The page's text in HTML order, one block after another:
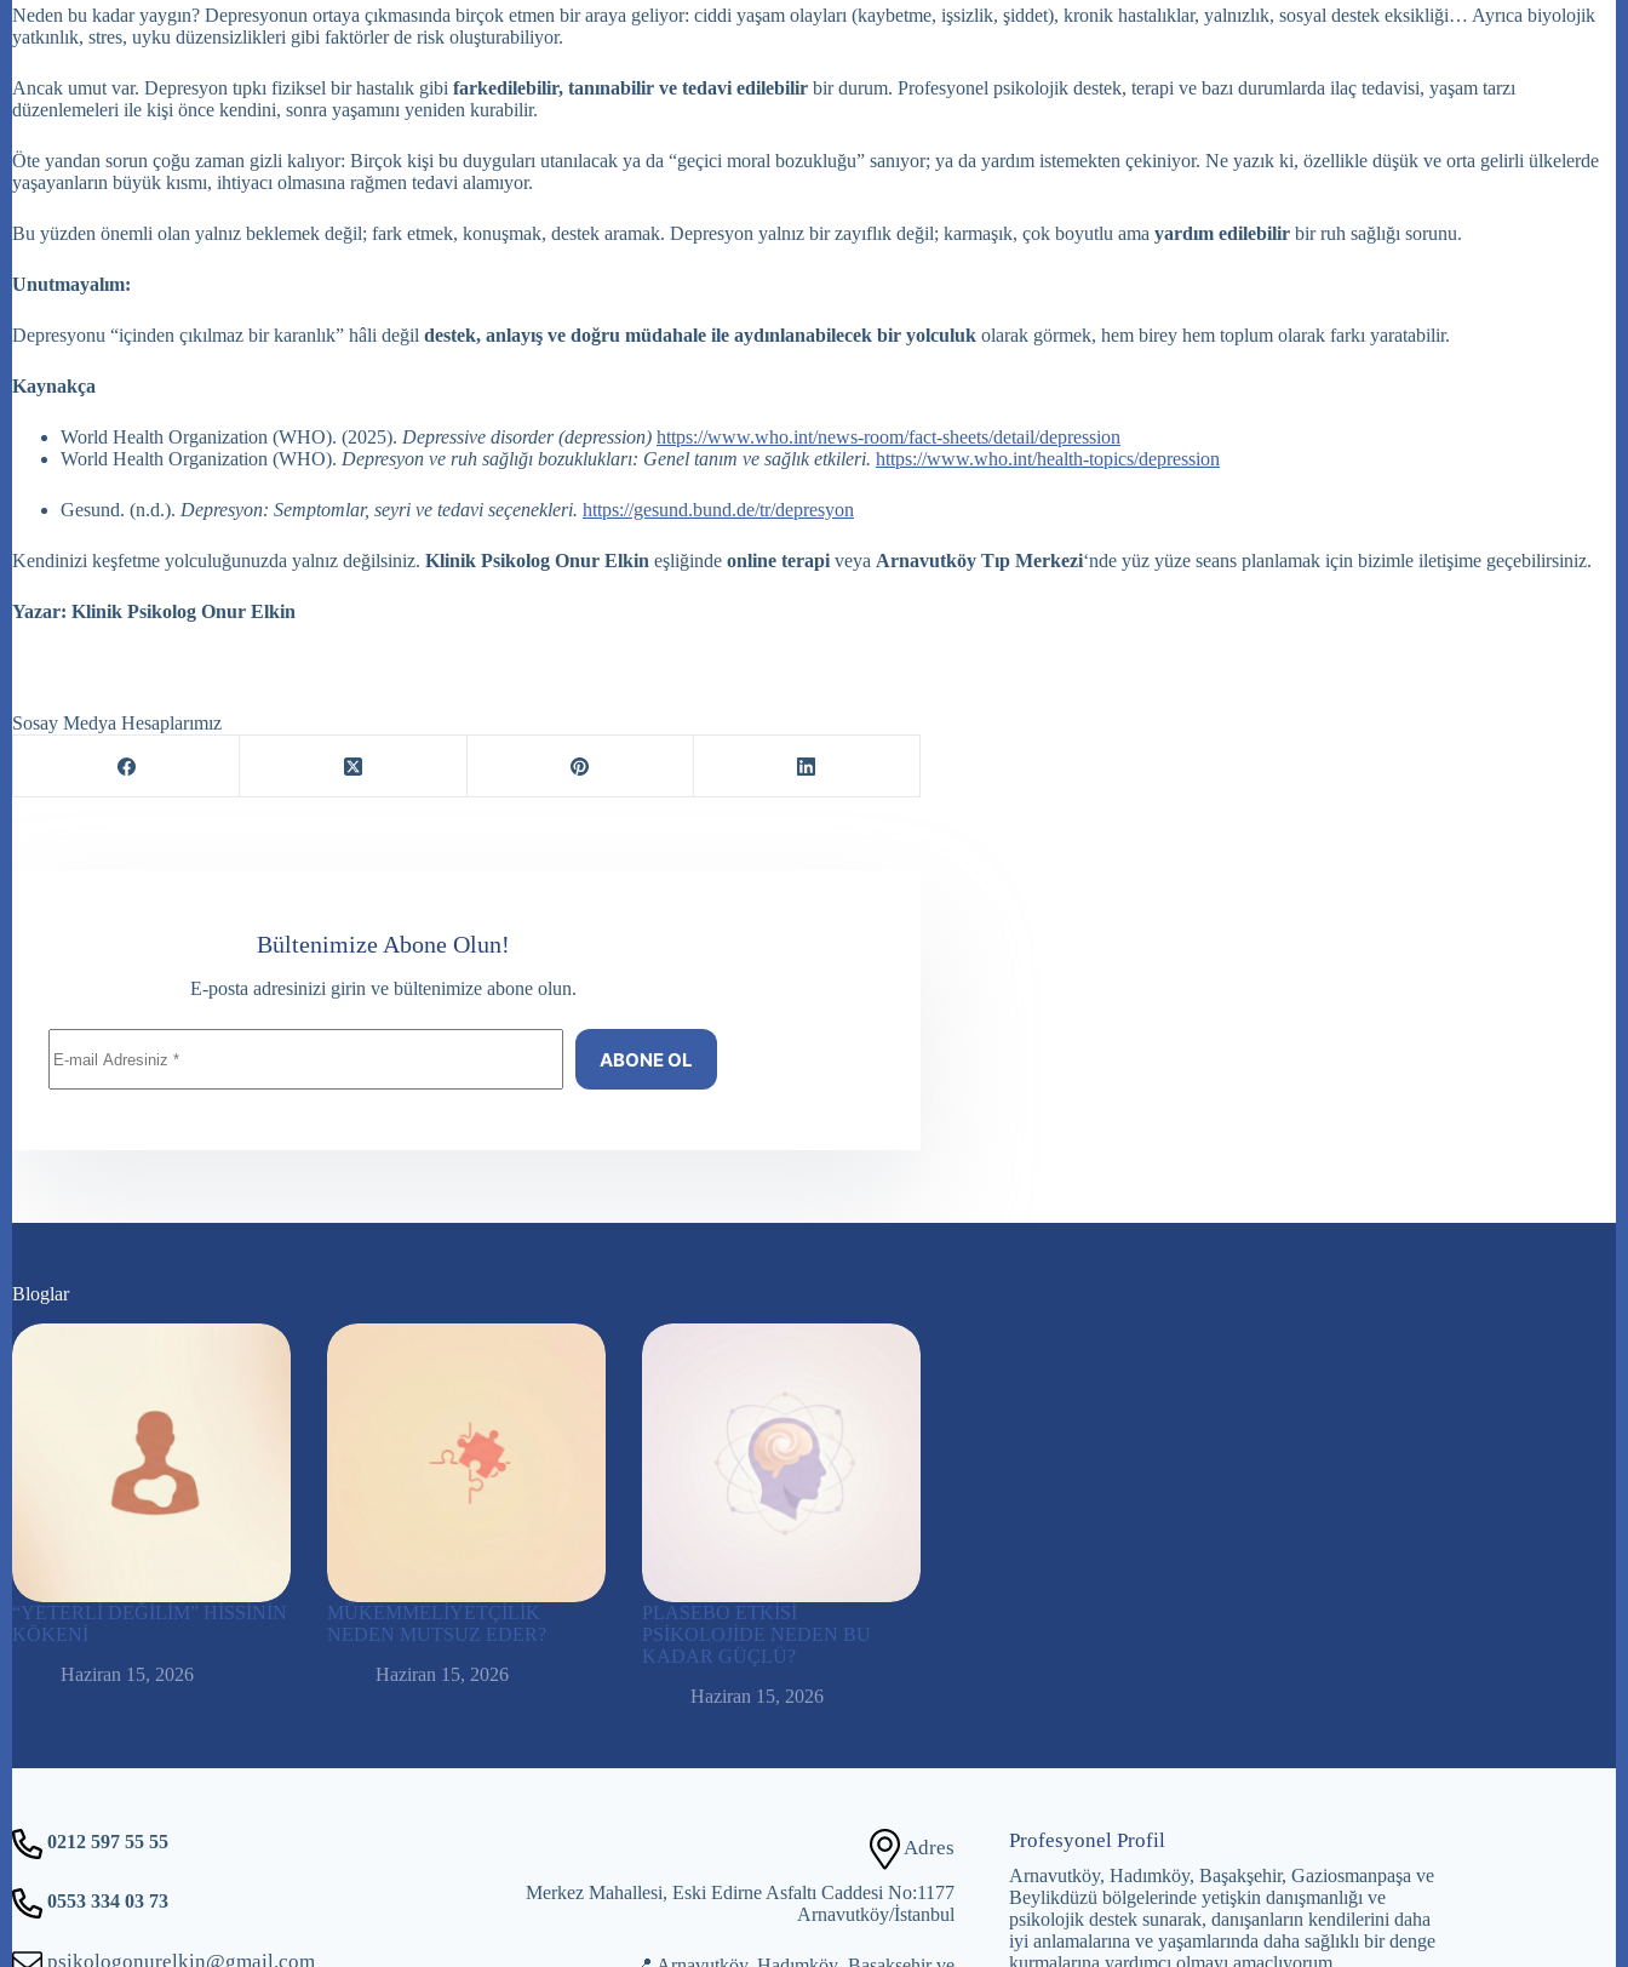
Neden bu kadar yaygın? Depresyonun ortaya çıkmasında birçok etmen bir araya geliyor: ciddi yaşam olayları (kaybetme, işsizlik, şiddet), kronik hastalıklar, yalnızlık, sosyal destek eksikliği… Ayrıca biyolojik
yatkınlık, stres, uyku düzensizlikleri gibi faktörler de risk oluşturabiliyor.
Ancak umut var. Depresyon tıpkı fiziksel bir hastalık gibi farkedilebilir, tanınabilir ve tedavi edilebilir bir durum. Profesyonel psikolojik destek, terapi ve bazı durumlarda ilaç tedavisi, yaşam tarzı
düzenlemeleri ile kişi önce kendini, sonra yaşamını yeniden kurabilir.
Öte yandan sorun çoğu zaman gizli kalıyor: Birçok kişi bu duyguları utanılacak ya da “geçici moral bozukluğu” sanıyor; ya da yardım istemekten çekiniyor. Ne yazık ki, özellikle düşük ve orta gelirli ülkelerde
yaşayanların büyük kısmı, ihtiyacı olmasına rağmen tedavi alamıyor.
Bu yüzden önemli olan yalnız beklemek değil; fark etmek, konuşmak, destek aramak. Depresyon yalnız bir zayıflık değil; karmaşık, çok boyutlu ama yardım edilebilir bir ruh sağlığı sorunu.
Unutmayalım:
Depresyonu “içinden çıkılmaz bir karanlık” hâli değil destek, anlayış ve doğru müdahale ile aydınlanabilecek bir yolculuk olarak görmek, hem birey hem toplum olarak farkı yaratabilir.
Kaynakça
World Health Organization (WHO). (2025). Depressive disorder (depression) https://www.who.int/news-room/fact-sheets/detail/depression
World Health Organization (WHO). Depresyon ve ruh sağlığı bozuklukları: Genel tanım ve sağlık etkileri. https://www.who.int/health-topics/depression
Gesund. (n.d.). Depresyon: Semptomlar, seyri ve tedavi seçenekleri. https://gesund.bund.de/tr/depresyon
Kendinizi keşfetme yolculuğunuzda yalnız değilsiniz. Klinik Psikolog Onur Elkin eşliğinde online terapi veya Arnavutköy Tıp Merkezi‘nde yüz yüze seans planlamak için bizimle iletişime geçebilirsiniz.
Yazar: Klinik Psikolog Onur Elkin
Sosay Medya Hesaplarımız
Bültenimize Abone Olun!
E-posta adresinizi girin ve bültenimize abone olun.
ABONE OL
Bloglar
“YETERLİ DEĞİLİM” HİSSİNİN
KÖKENİ
Haziran 15, 2026
MÜKEMMELİYETÇİLİK
NEDEN MUTSUZ EDER?
Haziran 15, 2026
PLASEBO ETKİSİ
PSİKOLOJİDE NEDEN BU
KADAR GÜÇLÜ?
Haziran 15, 2026
0212 597 55 55
0553 334 03 73
psikologonurelkin@gmail.com
Adres
Merkez Mahallesi, Eski Edirne Asfaltı Caddesi No:1177
Arnavutköy/İstanbul
Profesyonel Profil
Arnavutköy, Hadımköy, Başakşehir, Gaziosmanpaşa ve
Beylikdüzü bölgelerinde yetişkin danışmanlığı ve
psikolojik destek sunarak, danışanların kendilerini daha
iyi anlamalarına ve yaşamlarında daha sağlıklı bir denge